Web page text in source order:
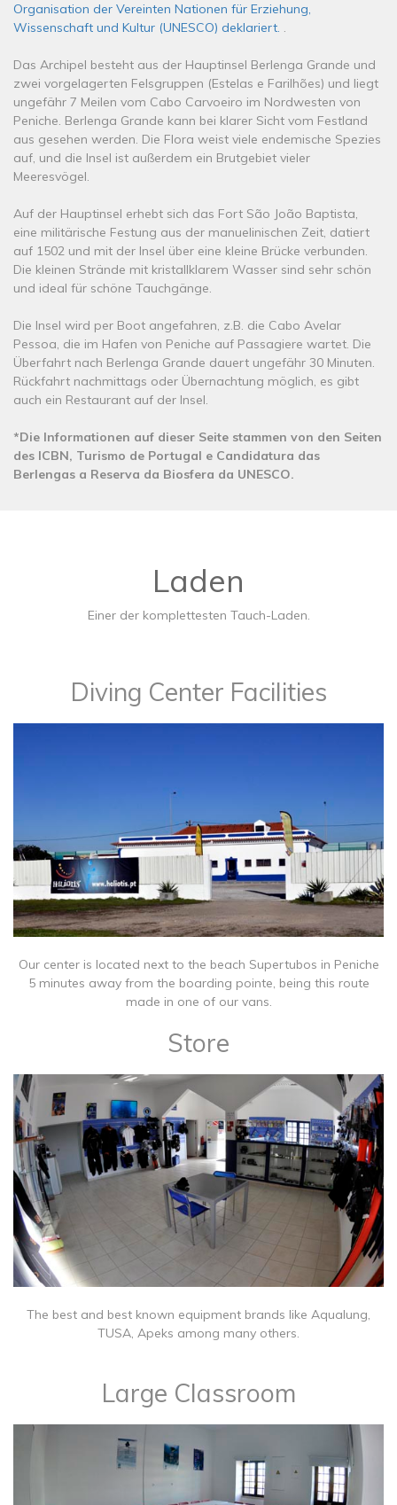
Organisation der Vereinten Nationen für Erziehung,
Wissenschaft und Kultur (UNESCO) deklariert. .
Das Archipel besteht aus der Hauptinsel Berlenga Grande und
zwei vorgelagerten Felsgruppen (Estelas e Farilhões) und liegt
ungefähr 7 Meilen vom Cabo Carvoeiro im Nordwesten von
Peniche. Berlenga Grande kann bei klarer Sicht vom Festland
aus gesehen werden. Die Flora weist viele endemische Spezies
auf, und die Insel ist außerdem ein Brutgebiet vieler
Meeresvögel.
Auf der Hauptinsel erhebt sich das Fort São João Baptista,
eine militärische Festung aus der manuelinischen Zeit, datiert
auf 1502 und mit der Insel über eine kleine Brücke verbunden.
Die kleinen Strände mit kristallklarem Wasser sind sehr schön
und ideal für schöne Tauchgänge.
Die Insel wird per Boot angefahren, z.B. die Cabo Avelar
Pessoa, die im Hafen von Peniche auf Passagiere wartet. Die
Überfahrt nach Berlenga Grande dauert ungefähr 30 Minuten.
Rückfahrt nachmittags oder Übernachtung möglich, es gibt
auch ein Restaurant auf der Insel.
*Die Informationen auf dieser Seite stammen von den Seiten
des ICBN, Turismo de Portugal e Candidatura das
Berlengas a Reserva da Biosfera da UNESCO​.
Laden
Einer der komplettesten Tauch-Laden.
Diving Center Facilities
Our center is located next to the beach Supertubos in Peniche
5 minutes away from the boarding pointe, being this route
made in one of our vans.
Store
The best and best known equipment brands like Aqualung,
TUSA, Apeks among many others.
Large Classroom